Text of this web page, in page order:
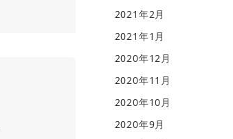
2021年2月
2021年1月
2020年12月
2020年11月
2020年10月
2020年9月